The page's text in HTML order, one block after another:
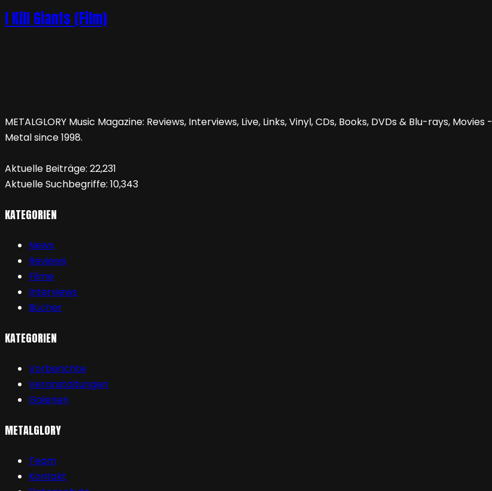
I Kill Giants (Film)
METALGLORY Music Magazine: Reviews, Interviews, Live, Links, Vinyl, CDs, Books, DVDs & Blu-rays, Movies -
Metal since 1998.
Aktuelle Beiträge: 22,231
Aktuelle Suchbegriffe: 10,343
KATEGORIEN
News
Reviews
Filme
Interviews
Bücher
KATEGORIEN
Vorberichte
Veranstaltungen
Galerien
METALGLORY
Team
Kontakt